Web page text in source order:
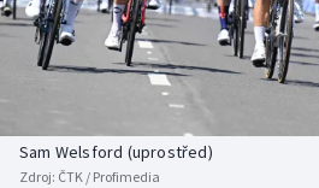
Box
Dostihy
Sam Welsford (uprostřed)
Zdroj: ČTK / Profimedia